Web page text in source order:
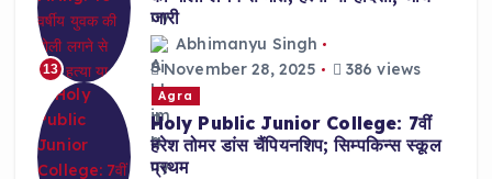
13
जारी
Abhimanyu Singh
November 28, 2025
386 views
Agra
Holy Public Junior College: 7वीं
हरेश तोमर डांस चैंपियनशिप; सिम्पकिन्स स्कूल
प्रथम